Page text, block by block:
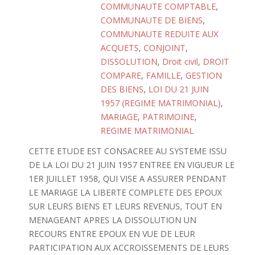
COMMUNAUTE COMPTABLE,
COMMUNAUTE DE BIENS,
COMMUNAUTE REDUITE AUX
ACQUETS, CONJOINT,
DISSOLUTION, Droit civil, DROIT
COMPARE, FAMILLE, GESTION
DES BIENS, LOI DU 21 JUIN
1957 (REGIME MATRIMONIAL),
MARIAGE, PATRIMOINE,
REGIME MATRIMONIAL
CETTE ETUDE EST CONSACREE AU SYSTEME ISSU
DE LA LOI DU 21 JUIN 1957 ENTREE EN VIGUEUR LE
1ER JUILLET 1958, QUI VISE A ASSURER PENDANT
LE MARIAGE LA LIBERTE COMPLETE DES EPOUX
SUR LEURS BIENS ET LEURS REVENUS, TOUT EN
MENAGEANT APRES LA DISSOLUTION UN
RECOURS ENTRE EPOUX EN VUE DE LEUR
PARTICIPATION AUX ACCROISSEMENTS DE LEURS